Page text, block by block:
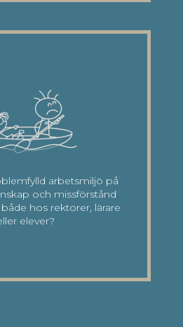
arbetsmiljö på
och missförstånd
hos rektorer, lärare
elever?